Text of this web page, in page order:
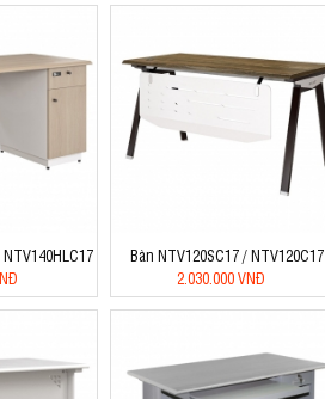
Bàn NTV120SC17 / NTV120C17
2.030.000 VNĐ